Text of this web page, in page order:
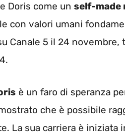
Doris come un self-made
con valori umani
Canale 5 il 24 novembre,
è un faro di speranza
che è possibile
La sua carriera è iniziata